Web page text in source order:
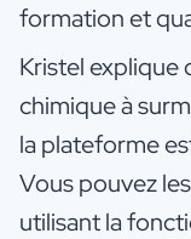
formation et
Kristel
chimique à
la plateforme
Vous pouvez
utilisant la